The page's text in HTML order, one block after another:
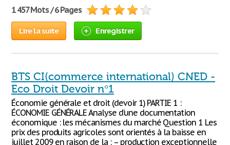
1 457 Mots / 6 Pages
Lire la suite Enregistrer
BTS CI(commerce international) CNED -
Eco Droit Devoir n°1
Économie générale et droit (devoir 1) PARTIE 1 :
ÉCONOMIE GÉNÉRALE Analyse d’une documentation
économique : les mécanismes du marché Question 1 Les
prix des produits agricoles sont orientés à la baisse en
juillet 2009 en raison de la : – production exceptionnelle